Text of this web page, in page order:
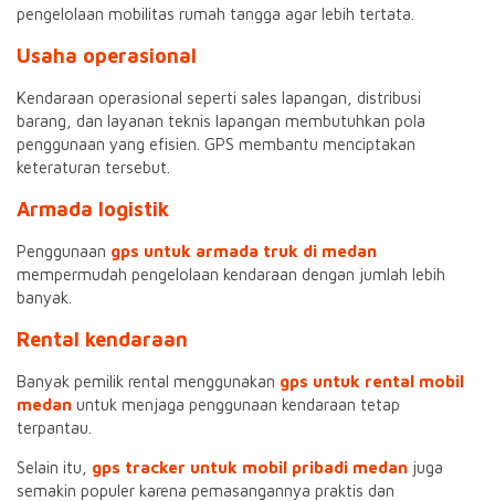
pengelolaan mobilitas rumah tangga agar lebih tertata.
Usaha operasional
Kendaraan operasional seperti sales lapangan, distribusi
barang, dan layanan teknis lapangan membutuhkan pola
penggunaan yang efisien. GPS membantu menciptakan
keteraturan tersebut.
Armada logistik
Penggunaan gps untuk armada truk di medan
mempermudah pengelolaan kendaraan dengan jumlah lebih
banyak.
Rental kendaraan
Banyak pemilik rental menggunakan gps untuk rental mobil
medan untuk menjaga penggunaan kendaraan tetap
terpantau.
Selain itu, gps tracker untuk mobil pribadi medan juga
semakin populer karena pemasangannya praktis dan